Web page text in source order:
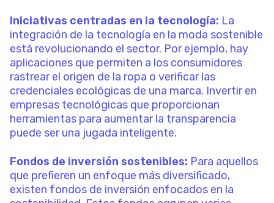
Iniciativas centradas en la tecnología: La
integración de la tecnología en la moda sostenible
está revolucionando el sector. Por ejemplo, hay
aplicaciones que permiten a los consumidores
rastrear el origen de la ropa o verificar las
credenciales ecológicas de una marca. Invertir en
empresas tecnológicas que proporcionan
herramientas para aumentar la transparencia
puede ser una jugada inteligente.
Fondos de inversión sostenibles: Para aquellos
que prefieren un enfoque más diversificado,
existen fondos de inversión enfocados en la